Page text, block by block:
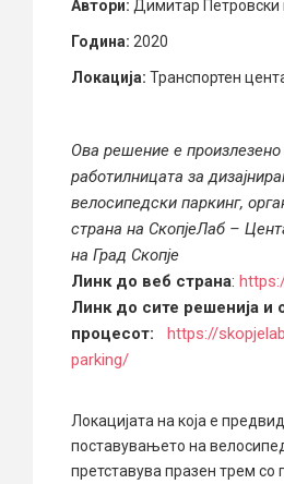
Автори: Димитар Петровски
Година: 2020
Локација: Транспортен
Ова решение е произлезено
работилницата за
велосипедски паркинг,
страна на СкопјеЛаб –
на Град Скопје
Линк до веб страна:
Линк до сите решенија и
процесот:
https://
parking/
Локацијата на која е
поставувањето на
претставува празен трем со